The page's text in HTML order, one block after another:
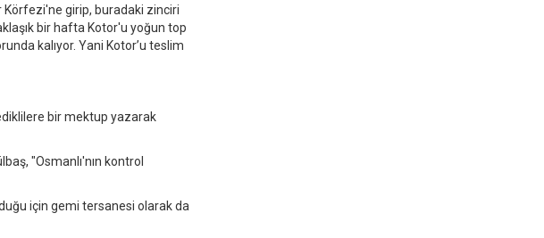
Körfezi'ne girip, buradaki zinciri
bir hafta Kotor'u yoğun top
kalıyor. Yani Kotor’u teslim
bir mektup yazarak
"Osmanlı'nın kontrol
için gemi tersanesi olarak da